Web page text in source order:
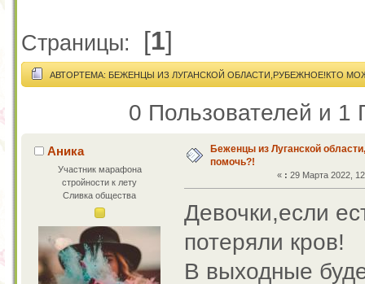
Страницы: [1]
АВТОРТЕМА: БЕЖЕНЦЫ ИЗ ЛУГАНСКОЙ ОБЛАСТИ,РУБЕЖНОЕ!КТО
0 Пользователей и 1
Аника
Участник марафона
стройности к лету
Сливка общества
Беженцы из Луганской
помочь?!
« : 29 Марта 2022,
Девочки,если
потеряли кров!
В выходные